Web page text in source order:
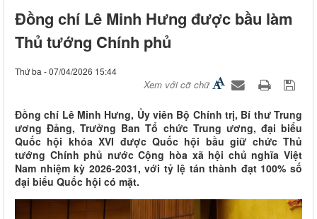
Đồng chí Lê Minh Hưng được bầu làm
Thủ tướng Chính phủ
Thứ ba - 07/04/2026 15:44
Xem với cỡ chữ
Đồng chí Lê Minh Hưng, Ủy viên Bộ Chính trị, Bí thư Trung
ương Đảng, Trưởng Ban Tổ chức Trung ương, đại biểu
Quốc hội khóa XVI được Quốc hội bầu giữ chức Thủ
tướng Chính phủ nước Cộng hòa xã hội chủ nghĩa Việt
Nam nhiệm kỳ 2026-2031, với tỷ lệ tán thành đạt 100% số
đại biểu Quốc hội có mặt.